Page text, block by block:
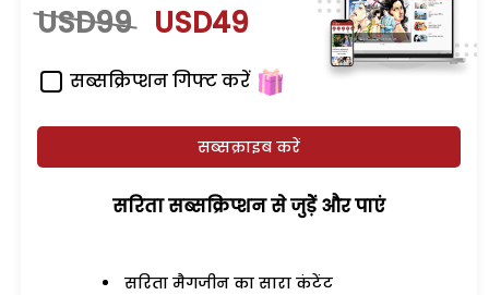
USD99 USD49
सब्सक्रिप्शन गिफ्ट करें
सब्सक्राइब करें
सरिता सब्सक्रिप्शन से जुड़ेें और पाएं
सरिता मैगजीन का सारा कंटेंट